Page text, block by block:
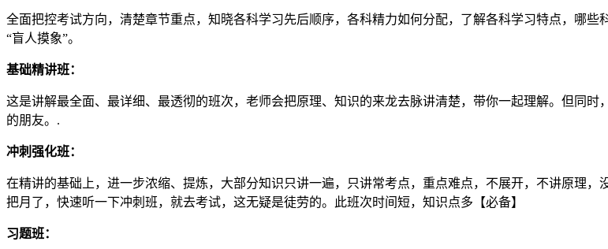
全面把控考试方向，清楚章节重点，知晓各科学习先后顺序，各科精力如何分配，了解各科学习特点，哪
“盲人摸象”。
基础精讲班：
这是讲解最全面、最详细、最透彻的班次，老师会把原理、知识的来龙去脉讲清楚，带你一起理解。但同
的朋友。.
冲刺强化班：
在精讲的基础上，进一步浓缩、提炼，大部分知识只讲一遍，只讲常考点，重点难点，不展开，不讲原理
把月了，快速听一下冲刺班，就去考试，这无疑是徒劳的。此班次时间短，知识点多【必备】
习题班：